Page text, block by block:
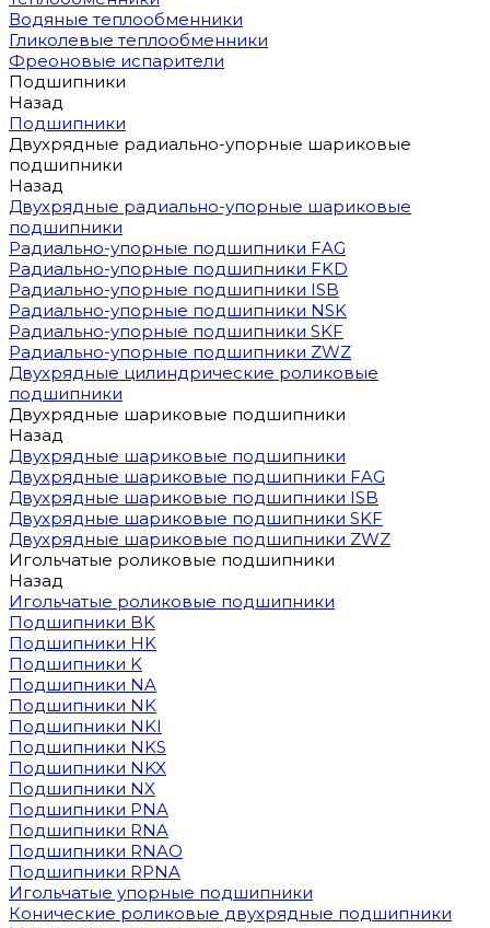
Водяные теплообменники
Гликолевые теплообменники
Фреоновые испарители
Подшипники
Назад
Подшипники
Двухрядные радиально-упорные шариковые
подшипники
Назад
Двухрядные радиально-упорные шариковые
подшипники
Радиально-упорные подшипники FAG
Радиально-упорные подшипники FKD
Радиально-упорные подшипники ISB
Радиально-упорные подшипники NSK
Радиально-упорные подшипники SKF
Радиально-упорные подшипники ZWZ
Двухрядные цилиндрические роликовые
подшипники
Двухрядные шариковые подшипники
Назад
Двухрядные шариковые подшипники
Двухрядные шариковые подшипники FAG
Двухрядные шариковые подшипники ISB
Двухрядные шариковые подшипники SKF
Двухрядные шариковые подшипники ZWZ
Игольчатые роликовые подшипники
Назад
Игольчатые роликовые подшипники
Подшипники BK
Подшипники HK
Подшипники K
Подшипники NA
Подшипники NK
Подшипники NKI
Подшипники NKS
Подшипники NKX
Подшипники NX
Подшипники PNA
Подшипники RNA
Подшипники RNAO
Подшипники RPNA
Игольчатые упорные подшипники
Конические роликовые двухрядные подшипники